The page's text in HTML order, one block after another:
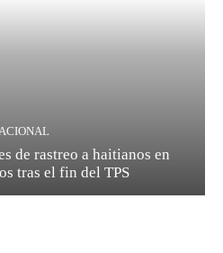
de rastreo a haitianos en
tras el fin del TPS